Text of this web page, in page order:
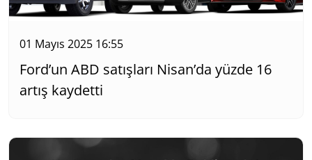
01 Mayıs 2025 16:55
Ford’un ABD satışları Nisan’da yüzde 16
artış kaydetti